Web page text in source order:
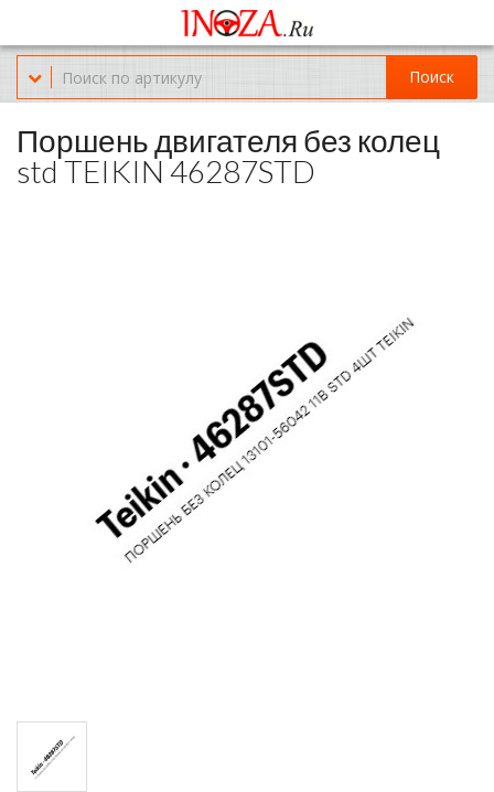
Офис обслуживания г.Краснодар (KRD) Куликова Поля 2 (магазин
Нож-мясо)
8-(967)-300-69-11
Поиск
Поршень двигателя без колец
std TEIKIN 46287STD